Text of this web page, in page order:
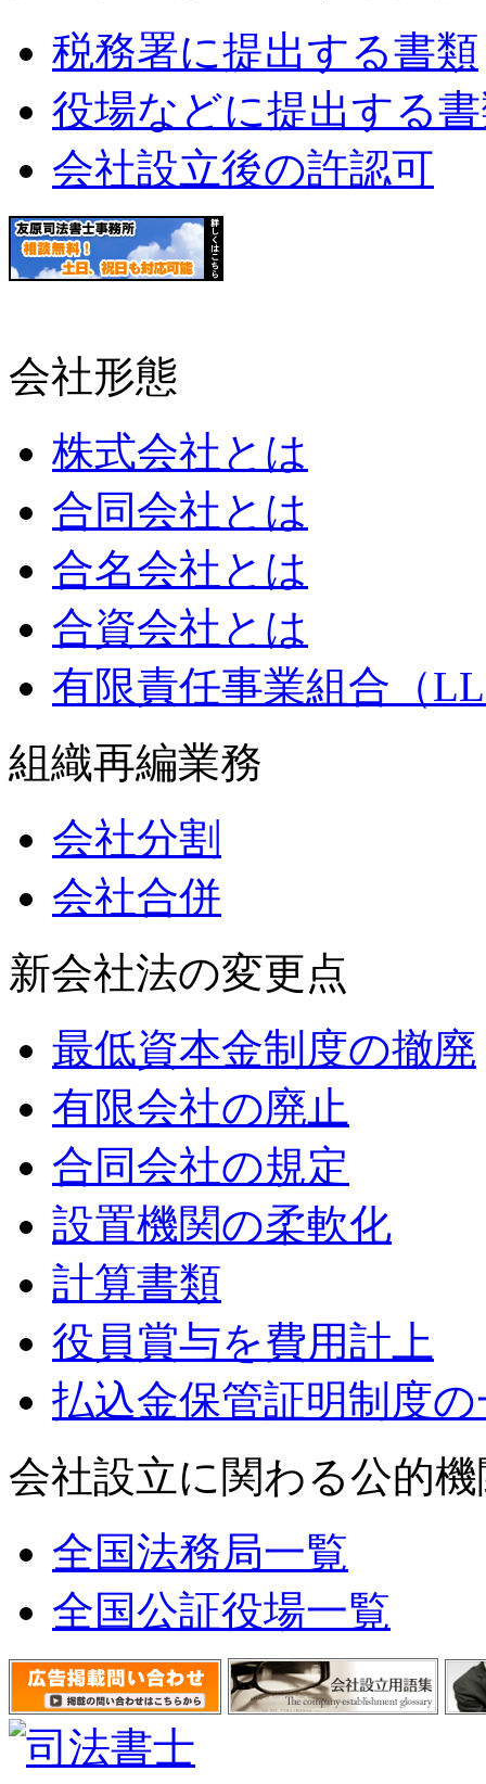
税務署に提出する書類
役場などに提出する
会社設立後の許認可
会社形態
株式会社とは
合同会社とは
合名会社とは
合資会社とは
有限責任事業組合（
組織再編業務
会社分割
会社合併
新会社法の変更点
最低資本金制度の撤廃
有限会社の廃止
合同会社の規定
設置機関の柔軟化
計算書類
役員賞与を費用計上
払込金保管証明制度
会社設立に関わる公的
全国法務局一覧
全国公証役場一覧